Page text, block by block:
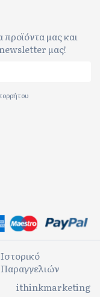
προϊόντα μας και
newsletter μας!
ithinkmarketing
Ιστορικό
Παραγγελιών